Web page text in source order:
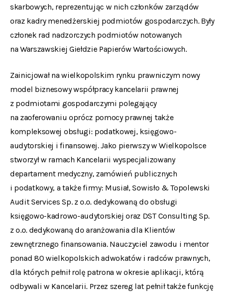
skarbowych, reprezentując w nich członków zarządów
oraz kadry menedżerskiej podmiotów gospodarczych. Były
członek rad nadzorczych podmiotów notowanych
na Warszawskiej Giełdzie Papierów Wartościowych.
Zainicjował na wielkopolskim rynku prawniczym nowy
model biznesowy współpracy kancelarii prawnej
z podmiotami gospodarczymi polegający
na zaoferowaniu oprócz pomocy prawnej także
kompleksowej obsługi: podatkowej, księgowo-
audytorskiej i finansowej. Jako pierwszy w Wielkopolsce
stworzył w ramach Kancelarii wyspecjalizowany
departament medyczny, zamówień publicznych
i podatkowy, a także firmy: Musiał, Sowisło & Topolewski
Audit Services Sp. z o.o. dedykowaną do obsługi
księgowo-kadrowo-audytorskiej oraz DST Consulting Sp.
z o.o. dedykowaną do aranżowania dla Klientów
zewnętrznego finansowania. Nauczyciel zawodu i mentor
ponad 80 wielkopolskich adwokatów i radców prawnych,
dla których pełnił rolę patrona w okresie aplikacji, którą
odbywali w Kancelarii. Przez szereg lat pełnił także funkcję